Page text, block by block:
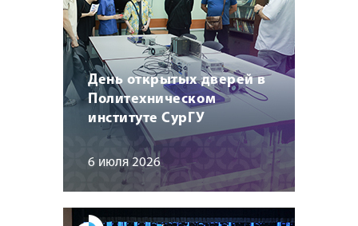
День открытых дверей в
Политехническом
институте СурГУ
6 июля 2026